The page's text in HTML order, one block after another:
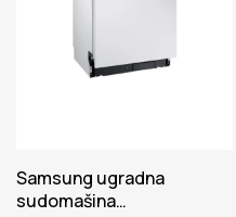
Samsung ugradna
sudomašina